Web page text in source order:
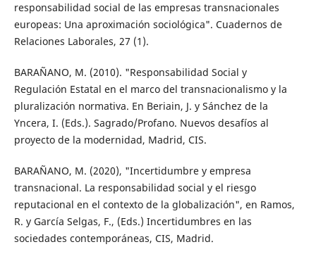
responsabilidad social de las empresas transnacionales
europeas: Una aproximación sociológica". Cuadernos de
Relaciones Laborales, 27 (1).
BARAÑANO, M. (2010). "Responsabilidad Social y
Regulación Estatal en el marco del transnacionalismo y la
pluralización normativa. En Beriain, J. y Sánchez de la
Yncera, I. (Eds.). Sagrado/Profano. Nuevos desafíos al
proyecto de la modernidad, Madrid, CIS.
BARAÑANO, M. (2020), "Incertidumbre y empresa
transnacional. La responsabilidad social y el riesgo
reputacional en el contexto de la globalización", en Ramos,
R. y García Selgas, F., (Eds.) Incertidumbres en las
sociedades contemporáneas, CIS, Madrid.